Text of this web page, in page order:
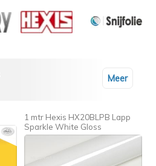
Meer
1 mtr Hexis HX20BLPB Lapp
Sparkle White Gloss